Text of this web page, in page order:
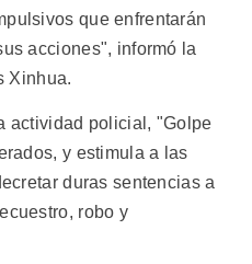
que enfrentarán
acciones", informó la
Xinhua.
actividad policial, "Golpe
y estimula a las
duras sentencias a
robo y